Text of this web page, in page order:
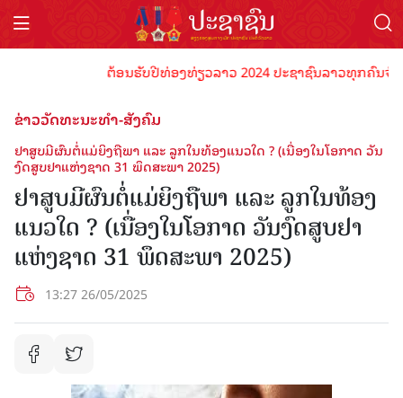
ຕ້ອນຮັບປີທ່ອງທ່ຽວລາວ 2024 ປະຊາຊົນລາວທຸກຄົນຈົ່ງ
ຂ່າວວັດທະນະທຳ-ສັງຄົມ
ຢາສູບມີຜົນຕໍ່ແມ່ຍິງຖືພາ ແລະ ລູກໃນທ້ອງແນວໃດ ? (ເນື່ອງໃນໂອກາດ ວັນ
ງົດສູບຢາແຫ່ງຊາດ 31 ພຶດສະພາ 2025)
ຢາສູບມີຜົນຕໍ່ແມ່ຍິງຖືພາ ແລະ ລູກໃນທ້ອງ
ແນວໃດ ? (ເນື່ອງໃນໂອກາດ ວັນງົດສູບຢາ
ແຫ່ງຊາດ 31 ພຶດສະພາ 2025)
13:27 26/05/2025